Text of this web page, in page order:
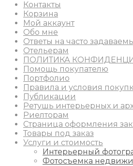
Контакты
Корзина
Мой аккаунт
Обо мне
Ответы на часто
Отельерам
ПОЛИТИКА
Помощь покупателю
Портфолио
Правила и условия
Публикации
Ретушь интерьерных и
Риелторам
Страница оформления
Товары под заказ
Услуги и стоимость
Интерьерный
Фотосъемка